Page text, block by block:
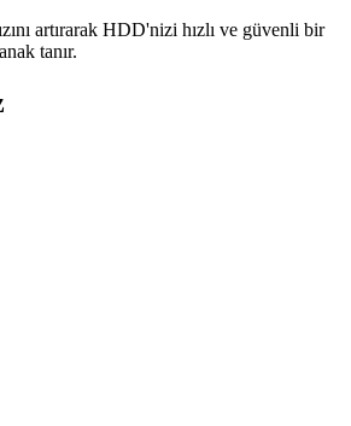
artırarak HDD'nizi hızlı ve güvenli bir
tanır.